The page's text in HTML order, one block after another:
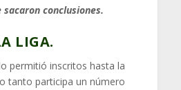
conclusiones.
LIGA.
permitió inscritos hasta la
tanto participa un número